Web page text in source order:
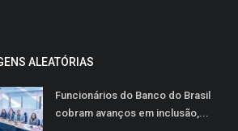
ALEATÓRIAS
Funcionários do Banco do Brasil
cobram avanços em inclusão,...